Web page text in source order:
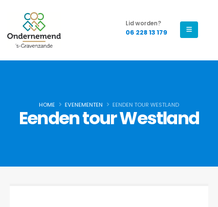
Lid worden?
06 228 13 179
HOME EVENEMENTEN EENDEN TOUR WESTLAND
Eenden tour Westland